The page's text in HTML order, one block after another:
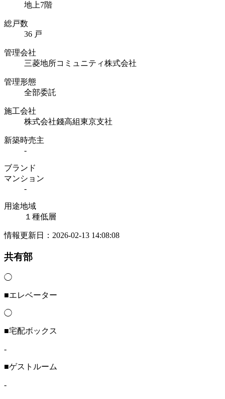
地上7階
総戸数
36 戸
管理会社
三菱地所コミュニティ株式会社
管理形態
全部委託
施工会社
株式会社錢高組東京支社
新築時売主
-
ブランド
マンション
-
用途地域
１種低層
情報更新日：2026-02-13 14:08:08
共有部
◯
■エレベーター
◯
■宅配ボックス
-
■ゲストルーム
-